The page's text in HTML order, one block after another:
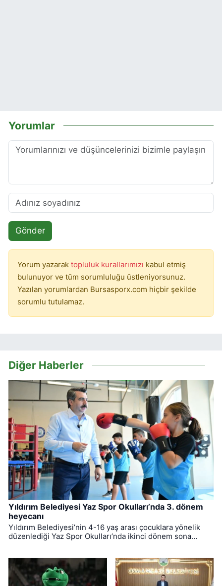
Yorumlar
Gönder
Yorum yazarak topluluk kurallarımızı kabul etmiş
bulunuyor ve tüm sorumluluğu üstleniyorsunuz.
Yazılan yorumlardan Bursasporx.com hiçbir şekilde
sorumlu tutulamaz.
Diğer Haberler
Yıldırım Belediyesi Yaz Spor Okulları’nda 3. dönem
heyecanı
Yıldırım Belediyesi’nin 4-16 yaş arası çocuklara yönelik
düzenlediği Yaz Spor Okulları’nda ikinci dönem sona